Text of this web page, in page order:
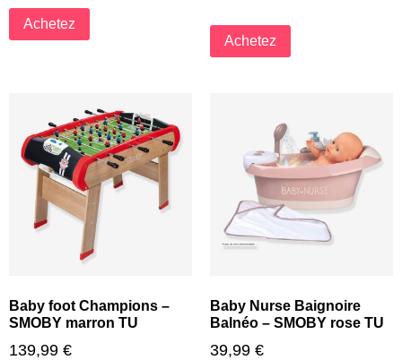
Achetez
Achetez
Baby foot Champions –
SMOBY marron TU
139,99 €
Baby Nurse Baignoire
Balnéo – SMOBY rose TU
39,99 €